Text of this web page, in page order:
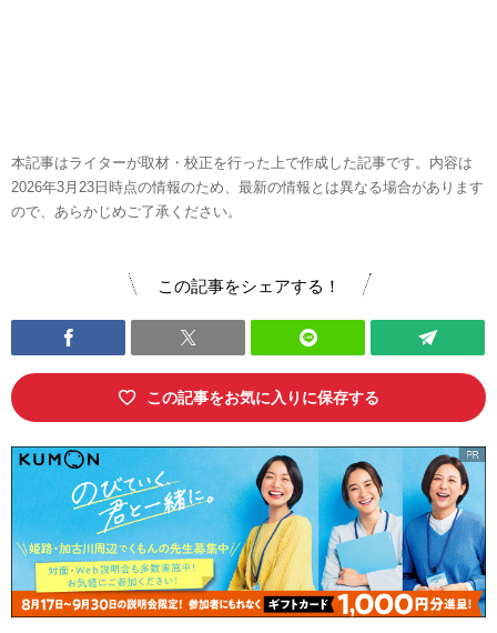
本記事はライターが取材・校正を行った上で作成した記事です。内容は
2026年3月23日時点の情報のため、最新の情報とは異なる場合があります
ので、あらかじめご了承ください。
この記事をシェアする！
この記事をお気に入りに保存する